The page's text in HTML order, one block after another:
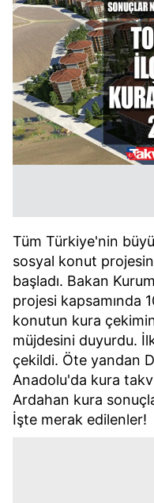
Tüm Türkiye'nin
sosyal konut
başladı. Bakan
projesi kapsamında
konutun kura
müjdesini duyurdu.
çekildi. Öte yandan
Anadolu'da kura
Ardahan kura
İşte merak edilenler!